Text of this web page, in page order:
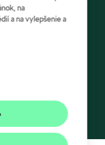
s.r.o.
na
a na vylepšenie a